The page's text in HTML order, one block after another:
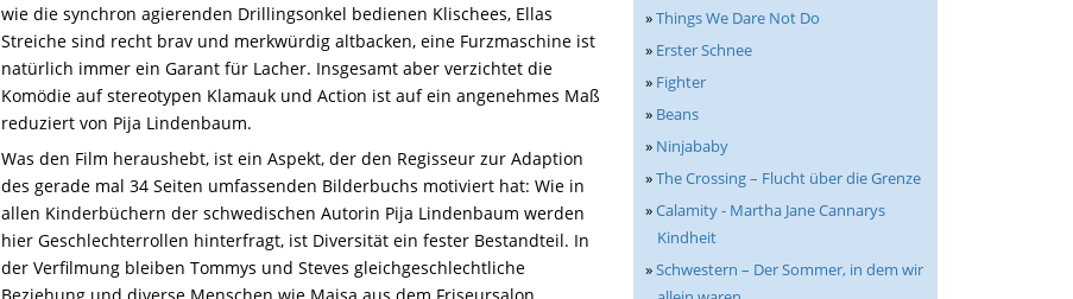
wie die synchron agierenden Drillingsonkel bedienen Klischees, Ellas
Streiche sind recht brav und merkwürdig altbacken, eine Furzmaschine ist
natürlich immer ein Garant für Lacher. Insgesamt aber verzichtet die
Komödie auf stereotypen Klamauk und Action ist auf ein angenehmes Maß
reduziert von Pija Lindenbaum.
Was den Film heraushebt, ist ein Aspekt, der den Regisseur zur Adaption
des gerade mal 34 Seiten umfassenden Bilderbuchs motiviert hat: Wie in
allen Kinderbüchern der schwedischen Autorin Pija Lindenbaum werden
hier Geschlechterrollen hinterfragt, ist Diversität ein fester Bestandteil. In
der Verfilmung bleiben Tommys und Steves gleichgeschlechtliche
»Things We Dare Not Do
» Erster Schnee
» Fighter
» Beans
» Ninjababy
»The Crossing – Flucht über die Grenze
»Calamity - Martha Jane Cannarys
Kindheit
»Schwestern – Der Sommer, in dem wir